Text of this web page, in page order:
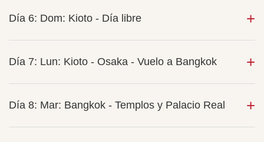
Día 6: Dom: Kioto - Día libre
Día 7: Lun: Kioto - Osaka - Vuelo a Bangkok
Día 8: Mar: Bangkok - Templos y Palacio Real